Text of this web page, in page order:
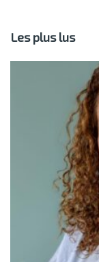
Les plus lus